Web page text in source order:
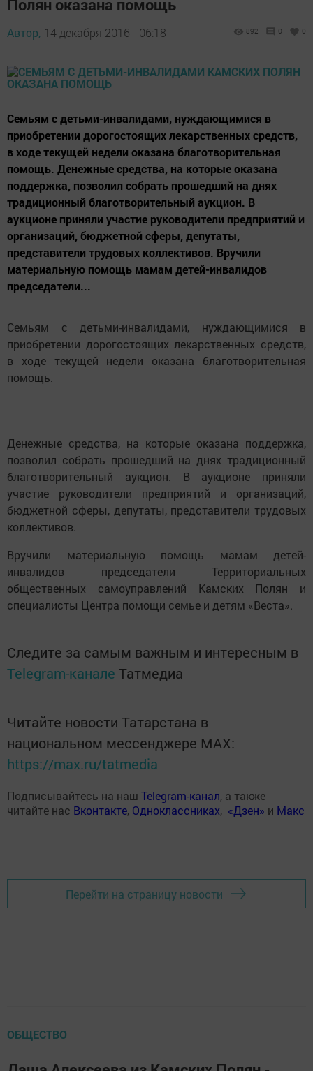
Полян оказана помощь
Автор, 14 декабря 2016 - 06:18 892 0 0
Семьям с детьми-инвалидами, нуждающимися в
приобретении дорогостоящих лекарственных средств,
в ходе текущей недели оказана благотворительная
помощь. Денежные средства, на которые оказана
поддержка, позволил собрать прошедший на днях
традиционный благотворительный аукцион. В
аукционе приняли участие руководители предприятий и
организаций, бюджетной сферы, депутаты,
представители трудовых коллективов. Вручили
материальную помощь мамам детей-инвалидов
председатели...
Семьям с детьми-инвалидами, нуждающимися в
приобретении дорогостоящих лекарственных средств,
в ходе текущей недели оказана благотворительная
помощь.
Денежные средства, на которые оказана поддержка,
позволил собрать прошедший на днях традиционный
благотворительный аукцион. В аукционе приняли
участие руководители предприятий и организаций,
бюджетной сферы, депутаты, представители трудовых
коллективов.
Вручили материальную помощь мамам детей-
инвалидов председатели Территориальных
общественных самоуправлений Камских Полян и
специалисты Центра помощи семье и детям «Веста».
Следите за самым важным и интересным в
Telegram-канале Татмедиа
Читайте новости Татарстана в
национальном мессенджере MАХ:
https://max.ru/tatmedia
Подписывайтесь на наш Telegram-канал, а также
читайте нас Вконтакте, Одноклассниках, «Дзен» и Макс
Перейти на страницу новости
ОБЩЕСТВО